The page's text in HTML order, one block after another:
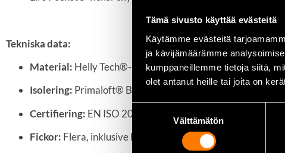
Tämä sivusto käyttää evästeitä
Käytämme evästeitä
ja kävijämäärämme
kumppaneillemme tietoja siitä,
olet antanut heille tai joita on
Suostumuksen
Välttämätön
Tekniska data:
Material: Helly Tech®-membran
Isolering: Primaloft® Black Eco, 100 g (torso), 80 g (ärmar)
Certifiering: EN ISO 20471 (varselplagg)
Fickor: Flera, inklusive Life Pocket®-fickor